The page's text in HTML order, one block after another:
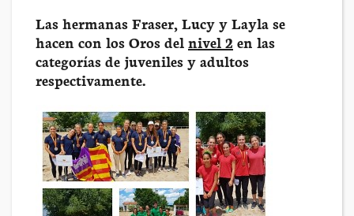
Las hermanas Fraser, Lucy y Layla se
hacen con los Oros delnivel 2 en las
categorías de juveniles y adultos
respectivamente.